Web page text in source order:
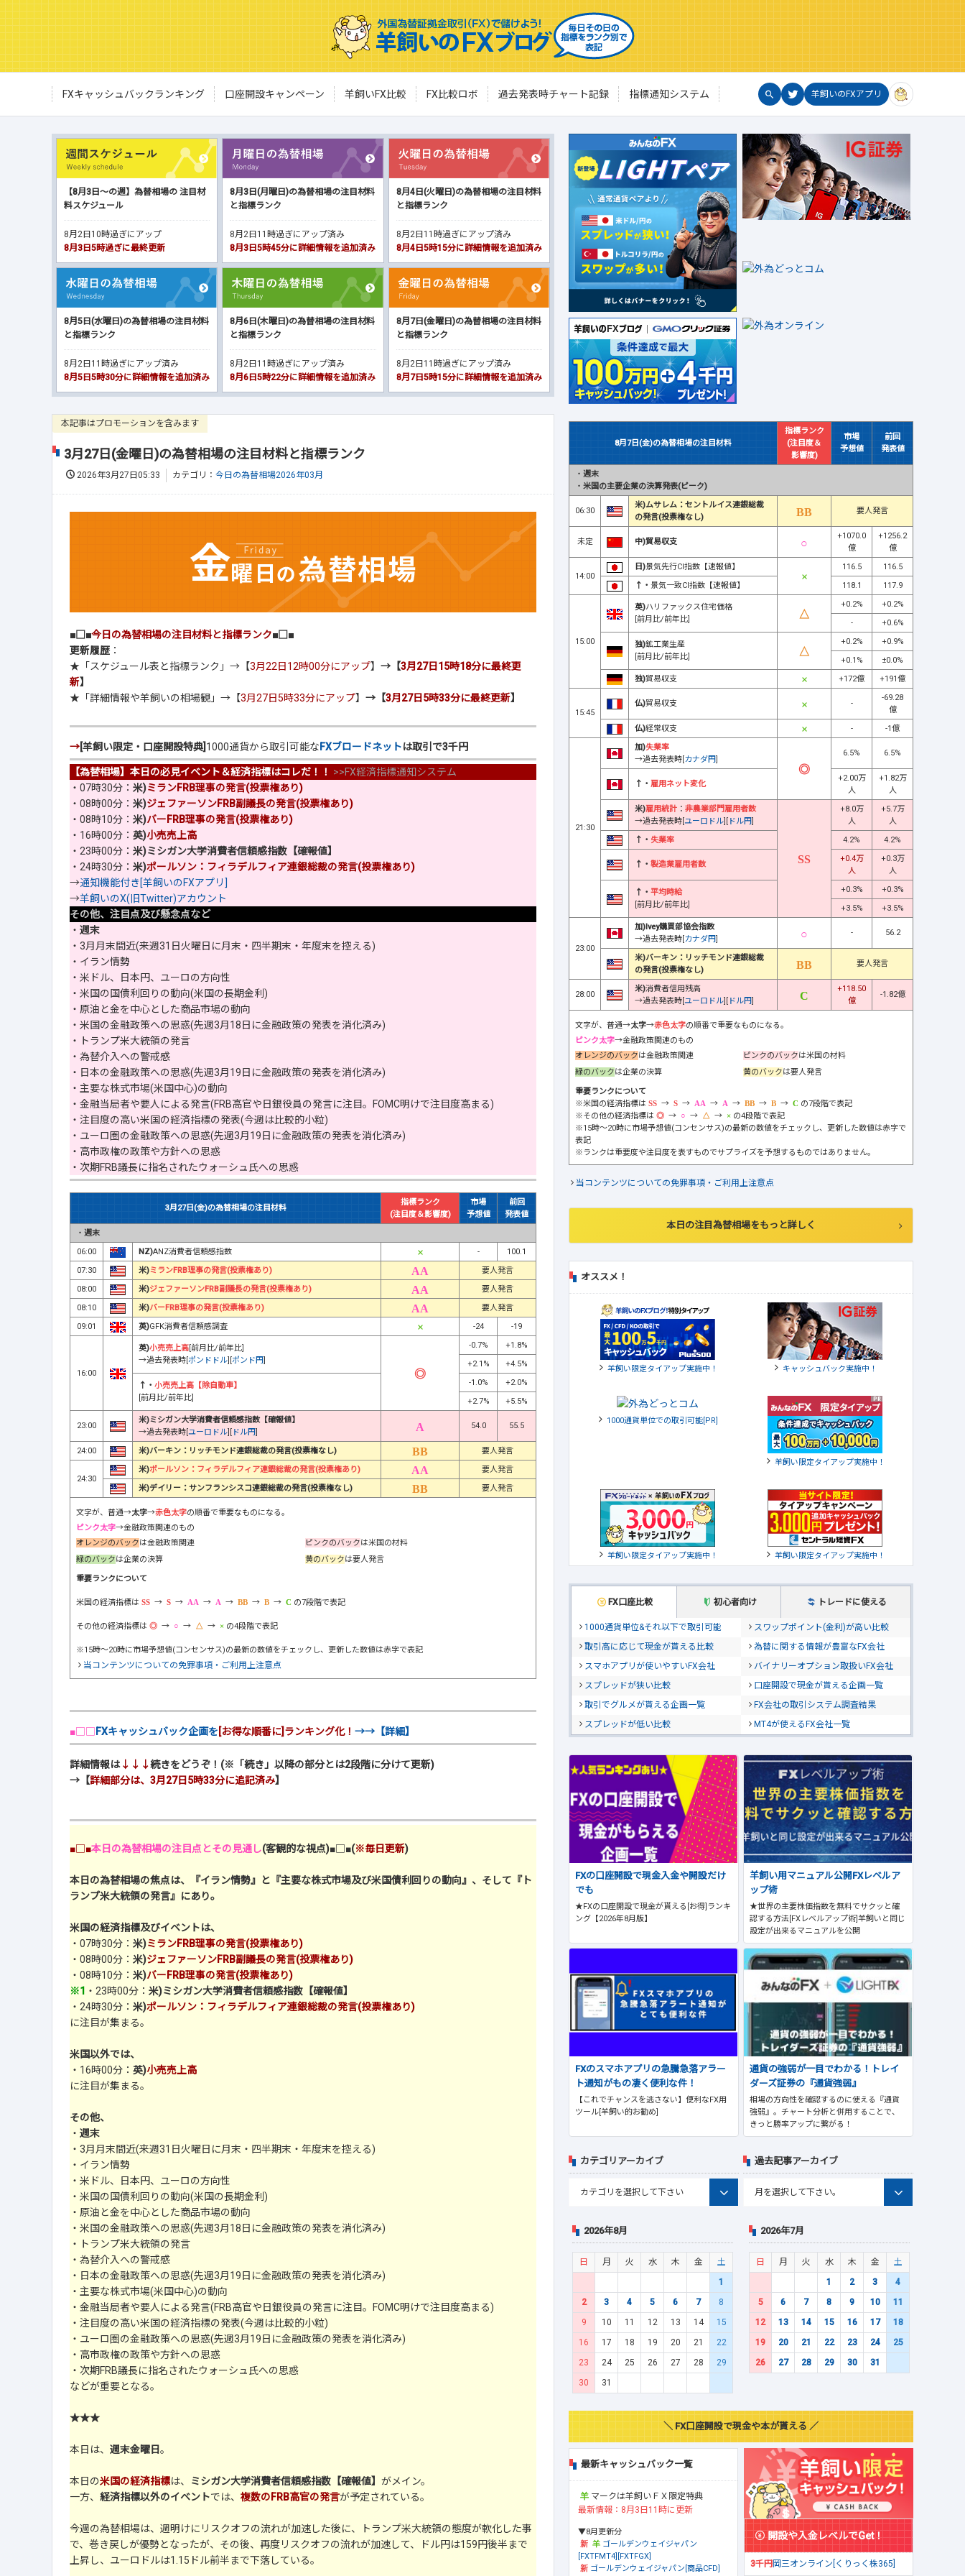
FXキャッシュバックランキング 口座開設キャンペーン 羊飼いFX比較 FX比較ロボ 過去発表時チャート記録 指標通知システム 羊飼いのFXアプリ
【8月3日～の週】為替相場の 注目材
料スケジュール
8月2日10時過ぎにアップ
8月3日5時過ぎに最終更新
8月3日(月曜日)の為替相場の注目材料
と指標ランク
8月2日11時過ぎにアップ済み
8月3日5時45分に詳細情報を追加済み
8月4日(火曜日)の為替相場の注目材料
と指標ランク
8月2日11時過ぎにアップ済み
8月4日5時15分に詳細情報を追加済み
8月5日(水曜日)の為替相場の注目材料
と指標ランク
8月2日11時過ぎにアップ済み
8月5日5時30分に詳細情報を追加済み
8月6日(木曜日)の為替相場の注目材料
と指標ランク
8月2日11時過ぎにアップ済み
8月6日5時22分に詳細情報を追加済み
8月7日(金曜日)の為替相場の注目材料
と指標ランク
8月2日11時過ぎにアップ済み
8月7日5時15分に詳細情報を追加済み
本記事はプロモーションを含みます
3月27日(金曜日)の為替相場の注目材料と指標ランク
2026年3月27日05:33 カテゴリ： 今日の為替相場2026年03月
■□■今日の為替相場の注目材料と指標ランク■□■
更新履歴 ：
★「スケジュール表と指標ランク」→【3月22日12時00分にアップ】 →【3月27日15時18分に最終更
新】
★「詳細情報や羊飼いの相場観」→【3月27日5時33分にアップ】 →【3月27日5時33分に最終更新】
→[羊飼い限定・口座開設特典] 1000通貨から取引可能な FXブロードネットは取引で3千円
【為替相場】本日の必見イベント＆経済指標はコレだ！！ >>FX経済指標通知システム
・07時30分： 米)ミランFRB理事の発言(投票権あり)
・08時00分： 米)ジェファーソンFRB副議長の発言(投票権あり)
・08時10分： 米)バーFRB理事の発言(投票権あり)
・16時00分： 英)小売売上高
・23時00分： 米)ミシガン大学消費者信頼感指数【確報値】
・24時30分： 米)ポールソン：フィラデルフィア連銀総裁の発言(投票権あり)
→通知機能付き[羊飼いのFXアプリ]
→羊飼いのX(旧Twitter)アカウント
その他、注目点及び懸念点など
・ 週末
・3月月末間近(来週31日火曜日に月末・四半期末・年度末を控える)
・イラン情勢
・米ドル、日本円、ユーロの方向性
・米国の国債利回りの動向(米国の長期金利)
・原油と金を中心とした商品市場の動向
・米国の金融政策への思惑(先週3月18日に金融政策の発表を消化済み)
・トランプ米大統領の発言
・為替介入への警戒感
・日本の金融政策への思惑(先週3月19日に金融政策の発表を消化済み)
・主要な株式市場(米国中心)の動向
・金融当局者や要人による発言(FRB高官や日銀役員の発言に注目。FOMC明けで注目度高まる)
・注目度の高い米国の経済指標の発表(今週は比較的小粒)
・ユーロ圏の金融政策への思惑(先週3月19日に金融政策の発表を消化済み)
・高市政権の政策や方針への思惑
・次期FRB議長に指名されたウォーシュ氏への思惑
3月27日(金)の為替相場の注目材料
指標ランク
(注目度＆影響度)
市場
予想値
前回
発表値
・ 週末
06:00
NZ)ANZ消費者信頼感指数 -
100.1
07:30
米)ミランFRB理事の発言(投票権あり)
要人発言
08:00
米)ジェファーソンFRB副議長の発言(投票権あり)
要人発言
08:10
米)バーFRB理事の発言(投票権あり)
要人発言
09:01
英)GFK消費者信頼感調査 -24 -19
16:00
英)小売売上高 [前月比/前年比]
→過去発表時[ ポンドドル ポンド円
-0.7%
+1.8%
+2.1%
+4.5%
↑・ 小売売上高【除自動車】
[前月比/前年比]
-1.0%
+2.0%
+2.7%
+5.5%
23:00
米)ミシガン大学消費者信頼感指数【確報値】
→過去発表時[ ユーロドル ドル円
54.0 55.5
24:00 米)バーキン：リッチモンド連銀総裁の発言(投票権なし) 要人発言
24:30
米)ポールソン：フィラデルフィア連銀総裁の発言(投票権あり)
要人発言
米)デイリー：サンフランシスコ連銀総裁の発言(投票権なし)
要人発言
文字が、普通→太字→赤色太字の順番で重要なものになる。
ピンク太字→金融政策関連のもの
オレンジのバックは金融政策関連 ピンクのバックは米国の材料
緑のバックは企業の決算 黄のバックは要人発言
重要ランクについて
米国の経済指標は → → → → → → の7段階で表記
その他の経済指標は → → → の4段階で表記
※15時～20時に市場予想値(コンセンサス)の最新の数値をチェックし、更新した数値は赤字で表記
当コンテンツについての免罪事項・ご利用上注意点
■□□ FXキャッシュバック企画を [お得な順番に]ランキング化！ →→【詳細】
詳細情報は↓↓↓続きをどうぞ！(※「続き」以降の部分とは2段階に分けて更新)
→【詳細部分は、3月27日5時33分に追記済み】
■□■本日の為替相場の注目点とその見通し(客観的な視点)■□■(※毎日更新)
本日の為替相場の焦点は、『イラン情勢』と『主要な株式市場及び米国債利回りの動向』、そして『ト
ランプ米大統領の発言』にあり。
米国の経済指標及びイベントは、
・07時30分： 米)ミランFRB理事の発言(投票権あり)
・08時00分： 米)ジェファーソンFRB副議長の発言(投票権あり)
・08時10分： 米)バーFRB理事の発言(投票権あり)
※1 ・23時00分： 米)ミシガン大学消費者信頼感指数【確報値】
・24時30分： 米)ポールソン：フィラデルフィア連銀総裁の発言(投票権あり)
に注目が集まる。
米国以外では、
・16時00分： 英)小売売上高
に注目が集まる。
その他、
・ 週末
・3月月末間近(来週31日火曜日に月末・四半期末・年度末を控える)
・イラン情勢
・米ドル、日本円、ユーロの方向性
・米国の国債利回りの動向(米国の長期金利)
・原油と金を中心とした商品市場の動向
・米国の金融政策への思惑(先週3月18日に金融政策の発表を消化済み)
・トランプ米大統領の発言
・為替介入への警戒感
・日本の金融政策への思惑(先週3月19日に金融政策の発表を消化済み)
・主要な株式市場(米国中心)の動向
・金融当局者や要人による発言(FRB高官や日銀役員の発言に注目。FOMC明けで注目度高まる)
・注目度の高い米国の経済指標の発表(今週は比較的小粒)
・ユーロ圏の金融政策への思惑(先週3月19日に金融政策の発表を消化済み)
・高市政権の政策や方針への思惑
・次期FRB議長に指名されたウォーシュ氏への思惑
などが重要となる。
★★★
本日は、 週末金曜日。
本日の米国の経済指標は、 ミシガン大学消費者信頼感指数【確報値】 がメイン。
一方、 経済指標以外のイベントでは、 複数のFRB高官の発言が予定されている。
今週の為替相場は、週明けにリスクオフの流れが加速した後に、トランプ米大統領の態度が軟化した事
で、巻き戻しが優勢となったが、その後、再度リスクオフの流れが加速して、ドル円は159円後半まで
上昇し、ユーロドルは1.15ドル前半まで下落している。
8月7日(金)の為替相場の注目材料
指標ランク
(注目度＆
影響度)
市場
予想値
前回
発表値
・ 週末
・ 米国の主要企業の決算発表(ピーク)
06:30
米)ムサレム：セントルイス連銀総裁
の発言(投票権なし)
要人発言
未定 中)貿易収支
+1070.0
億
+1256.2
億
14:00
日)景気先行CI指数【速報値】 116.5
116.5
↑・ 景気一致CI指数【速報値】 118.1 117.9
15:00
英)ハリファックス住宅価格
[前月比/前年比]
+0.2%
+0.2%
-
+0.6%
独)鉱工業生産
[前月比/前年比]
+0.2%
+0.9%
+0.1%
±0.0%
独)貿易収支 +172億 +191億
15:45
仏)貿易収支 -
-69.28
億
仏)経常収支 - -1億
21:30
加)失業率
→過去発表時[カナダ円]
6.5% 6.5%
↑・ 雇用ネット変化
+2.00万
人
+1.82万
人
米)雇用統計 ： 非農業部門雇用者数
→過去発表時[ユーロドル][ ドル円]
+8.0万
人
+5.7万
人
↑・ 失業率 4.2% 4.2%
↑・ 製造業雇用者数
+0.4万
人
+0.3万
人
↑・ 平均時給
[前月比/前年比]
+0.3%
+0.3%
+3.5%
+3.5%
23:00
加)Ivey購買部協会指数
→過去発表時[カナダ円]
- 56.2
米)バーキン：リッチモンド連銀総裁
の発言(投票権なし)
要人発言
28:00
米)消費者信用残高
→過去発表時[ユーロドル][ ドル円]
+118.50
億
-1.82億
文字が、普通→太字→赤色太字の順番で重要なものになる。
ピンク太字→金融政策関連のもの
オレンジのバックは金融政策関連 ピンクのバックは米国の材料
緑のバックは企業の決算 黄のバックは要人発言
重要ランクについて
※米国の経済指標は
→ → → → → →
の7段階で表記
※その他の経済指標は
→ → →
の4段階で表記
※15時～20時に市場予想値(コンセンサス)の最新の数値をチェックし、更新した数値は赤字で
表記
※ランクは重要度や注目度を表すものでサプライズを予想するものではありません。
当コンテンツについての免罪事項・ご利用上注意点
本日の注目為替相場をもっと詳しく
オススメ！
羊飼い限定タイアップ実施中！ キャッシュバック実施中！
1000通貨単位での取引可能[PR]
羊飼い限定タイアップ実施中！
羊飼い限定タイアップ実施中！ 羊飼い限定タイアップ実施中！
FX口座比較 初心者向け トレードに使える
1000通貨単位&それ以下で取引可能
スワップポイント(金利)が高い比較
取引高に応じて現金が貰える比較
為替に関する情報が豊富なFX会社
スマホアプリが使いやすいFX会社
バイナリーオプション取扱いFX会社
スプレッドが狭い比較
口座開設で現金が貰える企画一覧
取引でグルメが貰える企画一覧
FX会社の取引システム調査結果
スプレッドが低い比較
MT4が使えるFX会社一覧
FXの口座開設で現金入金や開設だけ
でも
★FXの口座開設で現金が貰える[お得]ランキ
ング【2026年8月版】
羊飼い用マニュアル公開FXレベルア
ップ術
★世界の主要株価指数を無料でサクッと確
認する方法[FXレベルアップ術]羊飼いと同じ
設定が出来るマニュアルを公開
FXのスマホアプリの急騰急落アラー
ト通知がもの凄く便利な件！
【これでチャンスを逃さない】便利なFX用
ツール[羊飼い的お勧め]
通貨の強弱が一目でわかる！トレイ
ダーズ証券の『通貨強弱』
相場の方向性を確認するのに使える『通貨
強弱』。チャート分析と併用することで、
きっと勝率アップに繋がる！
カテゴリアーカイブ 過去記事アーカイブ
2026年8月
日 月 火 水 木 金
土
1
2
3 4 5 6 7
8
9
10 11 12 13 14
15
16
17 18 19 20 21
22
23
24 25 26 27 28
29
30
31
2026年7月
日 月 火 水 木 金
土
1
2 3
4
5
6 7 8 9 10
11
12
13 14 15 16 17
18
19
20 21 22 23 24
25
26
27 28 29 30 31
＼ FX口座開設で現金や本が貰える ／
最新キャッシュバック一覧
マークは羊飼いＦＸ限定特典
最新情報：8月3日11時に更新
▼8月更新分
ゴールデンウェイジャパン
[FXTFMT4][FXTFGX]
ゴールデンウェイジャパン[商品CFD]
開設や入金レベルでGet！
3千円岡三オンライン[くりっく株365]